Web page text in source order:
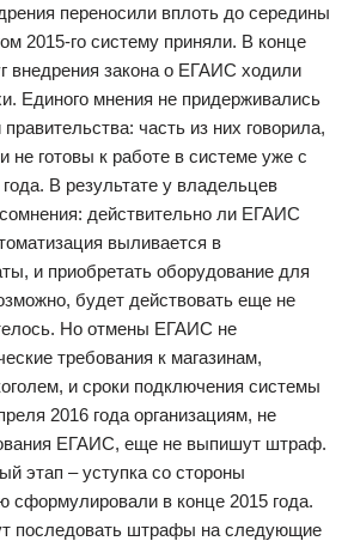
переносили вплоть до середины
2015-го систему приняли. В конце
внедрения закона о ЕГАИС ходили
Единого мнения не придерживались
часть из них говорила,
не готовы к работе в системе уже с
В результате у владельцев
действительно ли ЕГАИС
выливается в
и приобретать оборудование для
будет действовать еще не
Но отмены ЕГАИС не
требования к магазинам,
и сроки подключения системы
2016 года организациям, не
ЕГАИС, еще не выпишут штраф.
этап – уступка со стороны
сформулировали в конце 2015 года.
последовать штрафы на следующие